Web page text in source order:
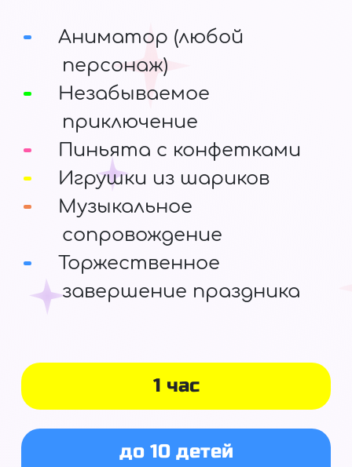
1 час
до 10 детей
Аниматор (любой
персонаж)
Незабываемое
приключение
Пиньята с конфетками
Игрушки из шариков
Музыкальное
сопровождение
Торжественное
завершение праздника